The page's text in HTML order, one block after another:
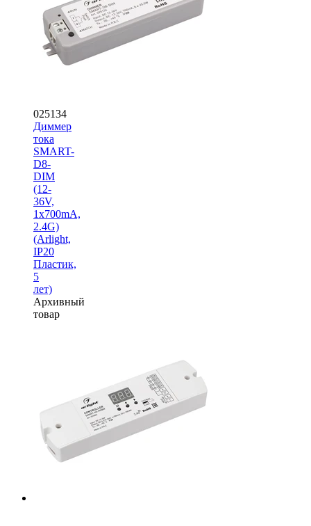
025134
Диммер
тока
SMART-
D8-
DIM
(12-
36V,
1x700mA,
2.4G)
(Arlight,
IP20
Пластик,
5
лет)
Архивный
товар